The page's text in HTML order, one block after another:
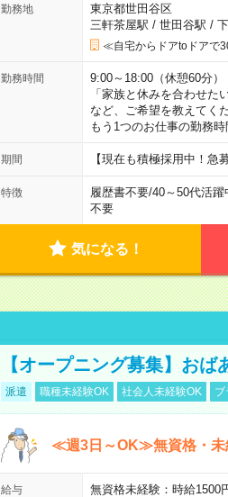
勤務地
東京都世田谷区
三軒茶屋駅 / 世田谷駅 /
≪自宅からドアtoドアで
勤務時間
9:00～18:00（休憩60分
「家族と休みを合わせた
など、ご希望を教えてく
もう1つのお仕事の勤務
期間 【現在も積極採用中！
特徴 履歴書不要/40～50代活躍
不要
気になる！
【オープニング募集】お
派遣 職種未経験OK 社会人未経験OK ブ
≪週3日～OK≫無資格・未
給与 無資格未経験：時給